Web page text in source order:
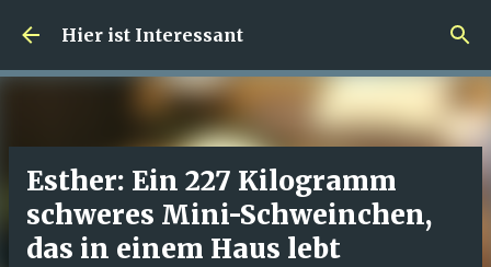
Direkt zum Hauptbereich
Hier ist Interessant
Esther: Ein 227 Kilogramm
schweres Mini-Schweinchen,
das in einem Haus lebt